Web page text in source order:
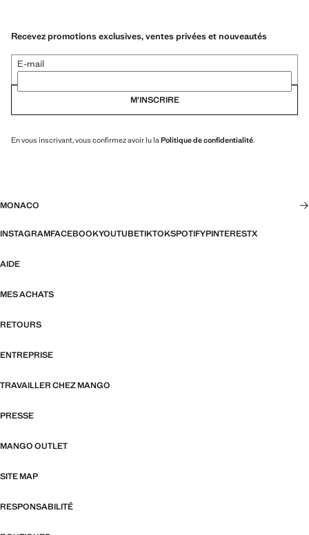
Recevez promotions exclusives, ventes privées et nouveautés
E-mail
M’INSCRIRE
En vous inscrivant, vous confirmez avoir lu la Politique de confidentialité.
MONACO
INSTAGRAMFACEBOOKYOUTUBETIKTOKSPOTIFYPINTERESTX
AIDE
MES ACHATS
RETOURS
ENTREPRISE
TRAVAILLER CHEZ MANGO
PRESSE
MANGO OUTLET
SITE MAP
RESPONSABILITÉ